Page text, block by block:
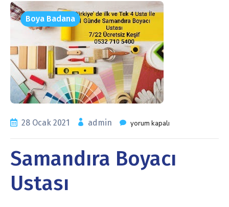
Boya Badana
28 Ocak 2021 admin yorum kapalı
Samandıra Boyacı
Ustası